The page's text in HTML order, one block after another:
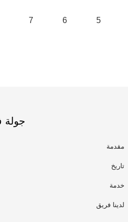
5
6
7
مقدمة
تاريخ
خدمة
لدينا فريق
جولة